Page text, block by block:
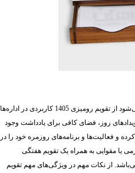
که به نام تقویم منشی نیز شناخته می‌شود از تقویم رومیزی 1405 کاربردی در اداره‌ها
روز، فضای کافی برای یادداشت وجود
کرده و فعالیت‌ها و برنامه‌های روزمره خود را در
یا مقوایی به همراه یک تقویم هفتگی
از نکات مهم در ویژگی‌های مهم تقویم